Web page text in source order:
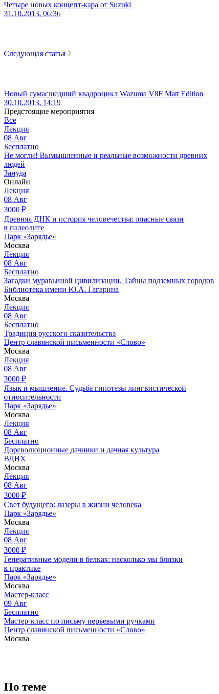
Четыре новых концепт-кара от Suzuki
31.10.2013, 06:36
Следующая статья
Новый сумасшедший квадроцикл Wazuma V8F Matt Edition
30.10.2013, 14:19
Предстоящие мероприятия
Все
Лекция
08 Авг
Бесплатно
Не могли! Вымышленные и реальные возможности древних
людей
Зануда
Онлайн
Лекция
08 Авг
3000 ₽
Древняя ДНК и история человечества: опасные связи
в палеолите
Парк «Зарядье»
Москва
Лекция
08 Авг
Бесплатно
Загадки муравьиной цивилизации. Тайны подземных городов
Библиотека имени Ю.А. Гагарина
Москва
Лекция
08 Авг
Бесплатно
Традиция русского сказительства
Центр славянской письменности «Слово»
Москва
Лекция
08 Авг
3000 ₽
Язык и мышление. Судьба гипотезы лингвистической
относительности
Парк «Зарядье»
Москва
Лекция
08 Авг
Бесплатно
Дореволюционные дачники и дачная культура
ВДНХ
Москва
Лекция
08 Авг
3000 ₽
Свет будущего: лазеры в жизни человека
Парк «Зарядье»
Москва
Лекция
08 Авг
3000 ₽
Генеративные модели в белках: насколько мы близки
к практике
Парк «Зарядье»
Москва
Мастер-класс
09 Авг
Бесплатно
Мастер-класс по письму перьевыми ручками
Центр славянской письменности «Слово»
Москва
По теме